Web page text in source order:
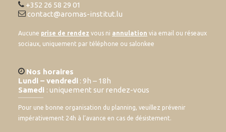
+352 26 58 29 01
contact@aromas-institut.lu
Aucune prise de rendez vous ni annulation via email ou réseaux
sociaux, uniquement par téléphone ou salonkee
Nos horaires
Lundi – vendredi : 9h – 18h
Samedi : uniquement sur rendez-vous
Pour une bonne organisation du planning, veuillez prévenir
impérativement 24h à l’avance en cas de désistement.